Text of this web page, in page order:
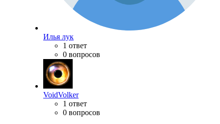
Илья лук
1 ответ
0 вопросов
VoidVolker
1 ответ
0 вопросов